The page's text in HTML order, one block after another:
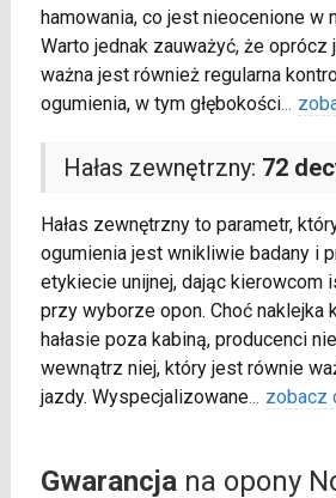
hamowania, co jest nieocenione w
Warto jednak zauważyć, że oprócz
ważna jest również regularna
ogumienia, w tym głębokości...
Hałas zewnętrzny: 72
Hałas zewnętrzny to parametr,
ogumienia jest wnikliwie badany i
etykiecie unijnej, dając kierowcom
przy wyborze opon. Choć naklejka
hałasie poza kabiną, producenci
wewnątrz niej, który jest równie
jazdy. Wyspecjalizowane... zobacz
Gwarancjana opony